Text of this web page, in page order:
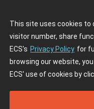
This site uses cookies to
visitor number, share
ECS's Privacy Policy for
browsing our website,
ECS' use of cookies by